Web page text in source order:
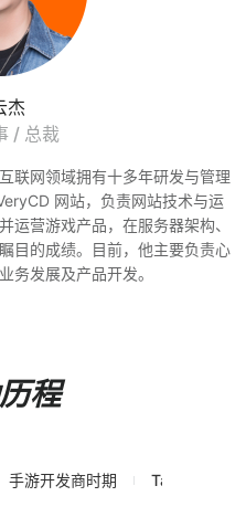
杰
/ 总裁
联网领域拥有十多年研发与管理
网站，负责网站技术与运
运营游戏产品，在服务器架构、
目的成绩。目前，他主要负责心
务发展及产品开发。
程
手游开发商时期 TapTap时期